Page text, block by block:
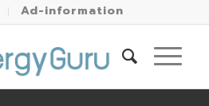
Ad-information